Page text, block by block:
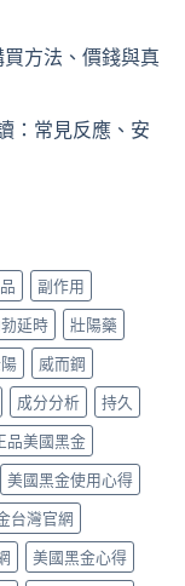
方法、價錢與真
：常見反應、安
副作用
延時
壯陽藥
威而鋼
成分分析
持久
品美國黑金
美國黑金使用心得
台灣官網
美國黑金心得